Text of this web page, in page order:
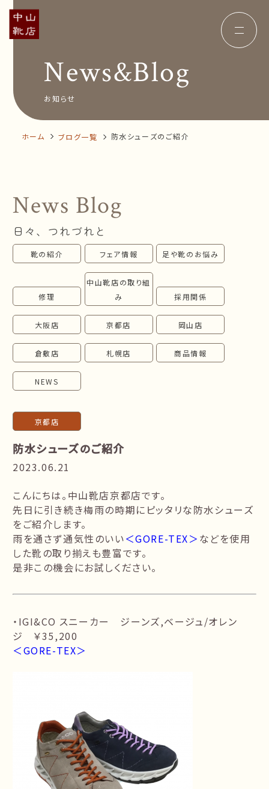
Concept コンセプト
Insole オーダー中敷き
News&Blog
Company 会社概要
オンラインショップ
お問い合わせ
News&Blog
お知らせ
ホーム ブログ一覧 防水シューズのご紹介
News Blog
日々、つれづれと
靴の紹介 フェア情報 足や靴のお悩み
修理
中山靴店の取り組
み
採用関係
大阪店 京都店 岡山店
倉敷店 札幌店 商品情報
NEWS
京都店
防水シューズのご紹介
2023.06.21
こんにちは。中山靴店京都店です。
先日に引き続き梅雨の時期にピッタリな防水シューズ
をご紹介します。
雨を通さず通気性のいい＜GORE-TEX＞ などを使用
した靴の取り揃えも豊富です。
是非この機会にお試しください。
・IGI&CO スニーカー ジーンズ,ベージュ/オレン
ジ ￥35,200
＜GORE-TEX＞